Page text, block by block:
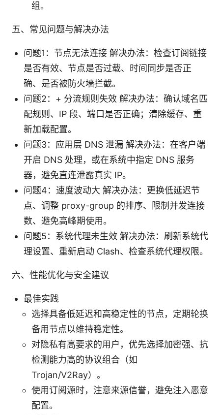
组。
五、常见问题与解决办法
问题1：节点无法连接 解决办法：检查订阅链接
是否有效、节点是否过载、时间同步是否正
确、是否被防火墙拦截。
问题2：+ 分流规则失效 解决办法：确认域名匹
配规则、IP 段、端口是否正确；清除缓存、重
新加载配置。
问题3：应用层 DNS 泄漏 解决办法：在客户端
开启 DNS 处理，或在系统中指定 DNS 服务
器，避免直连泄露真实 IP。
问题4：速度波动大 解决办法：更换低延迟节
点、调整 proxy-group 的排序、限制并发连接
数、避免高峰期使用。
问题5：系统代理未生效 解决办法：刷新系统代
理设置、重新启动 Clash、检查系统代理权限。
六、性能优化与安全建议
最佳实践
选择具备低延迟和高稳定性的节点，定期轮换
备用节点以维持稳定性。
对隐私有高要求的用户，优先选择加密强、抗
检测能力高的协议组合（如
Trojan/V2Ray）。
使用订阅源时，注意来源信誉，避免注入恶意
配置。